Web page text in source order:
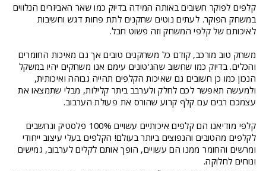
קלפים לפוקר חשובים באותה המידה בדיוק כמו שאר האביזרים הנלווים
במשחק הפוקר. לעתים נוטים שחקנים לתת פחות דגש וחשיבות
לאיכותם של קלפי המשחק וזה פשוט חבל.
משחק טוב מורכב, קודם כל משחקנים טובים אך גם מאיכות החומרים
והכלים. בדיוק כמו שחשוב שהג'טונים עימם אנו משחקים יהיו במשקל
הנכון כמו כן חשובים גם שאיכות הקלפים תהייה גבוהה ואיכותית,
ולמעשה תאפשר לכם לחלק ולערבב ביתר קלילות, מבלי שתמצאו את
עצמכם רבים עם קלף קרוע שהורס את פעולת הערבוב.
קלפי מודיאנו הם קלפים איכותיים עשויים 100% פלסטיק ונחשבים
לקלפים מהטובים והנפוצים ביותר בעולם! הקלפים בעלי עיצוב ייחודי
ומרשים והחומר ממנו הם עשויים, הופך אותם לקלים לערבוב, גמישים
ונוחים לחלוקה.